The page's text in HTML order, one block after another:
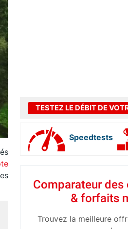
TESTEZ LE DÉBIT DE
Speedtests
Comparateur
& forfaits
Trouvez la meilleure